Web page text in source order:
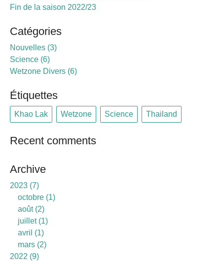
Fin de la saison 2022/23
Catégories
Nouvelles 3
Science 6
Wetzone Divers 6
Étiquettes
Khao Lak Wetzone Science Thailand
Recent comments
Archive
2023 7
octobre 1
août 2
juillet 1
avril
1
mars 2
2022 9